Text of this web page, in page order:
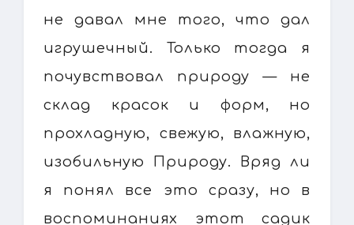
не давал мне того, что дал
игрушечный. Только тогда я
почувствовал природу — не
склад красок и форм, но
прохладную, свежую, влажную,
изобильную Природу. Вряд ли
я понял все это сразу, но в
воспоминаниях этот садик